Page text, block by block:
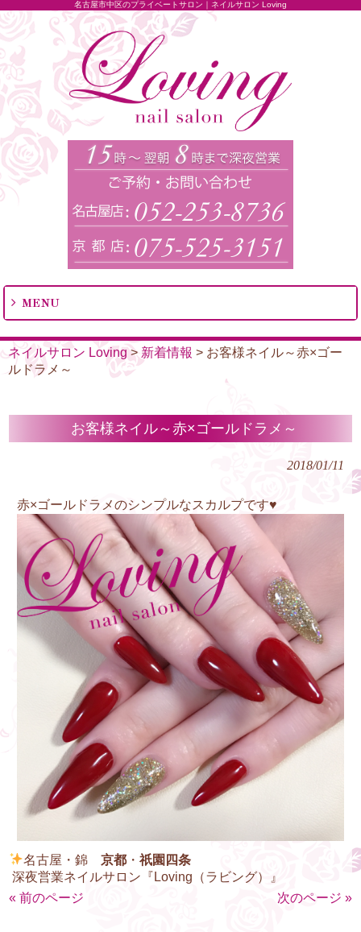
名古屋市中区のプライベートサロン｜ネイルサロン Loving
MENU
ネイルサロン Loving> 新着情報 > お客様ネイル～赤×ゴー
ルドラメ～
お客様ネイル～赤×ゴールドラメ～
2018/01/11
赤×ゴールドラメのシンプルなスカルプです♥
名古屋 ・錦 京都 ・祇園四条
深夜営業ネイルサロン『 Loving （ラビング）』
« 前のページ
次のページ »